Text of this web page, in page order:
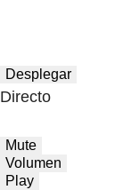
Desplegar
Directo
Mute
Volumen
Play